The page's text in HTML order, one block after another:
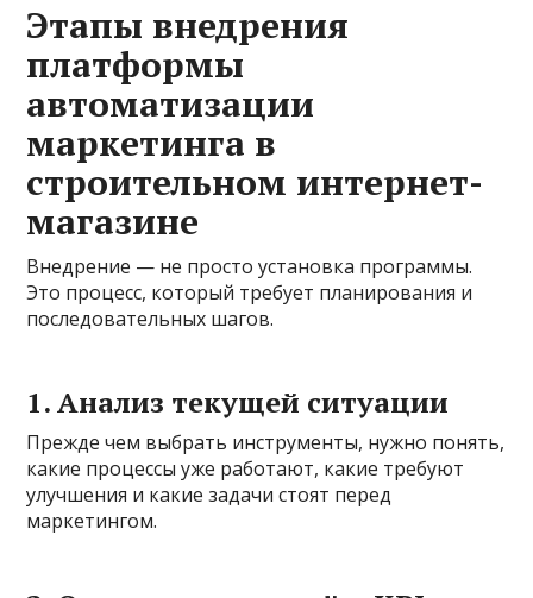
Этапы внедрения
платформы
автоматизации
маркетинга в
строительном интернет-
магазине
Внедрение — не просто установка программы.
Это процесс, который требует планирования и
последовательных шагов.
1. Анализ текущей ситуации
Прежде чем выбрать инструменты, нужно понять,
какие процессы уже работают, какие требуют
улучшения и какие задачи стоят перед
маркетингом.